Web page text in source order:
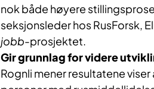
nok både høyere
seksjonsleder hos RusForsk,
jobb-prosjektet.
Gir grunnlag for videre
Rognli mener resultatene